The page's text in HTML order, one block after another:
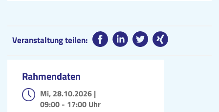
Veranstaltung teilen:
Rahmendaten
Mi, 28.10.2026 |
09:00 - 17:00 Uhr